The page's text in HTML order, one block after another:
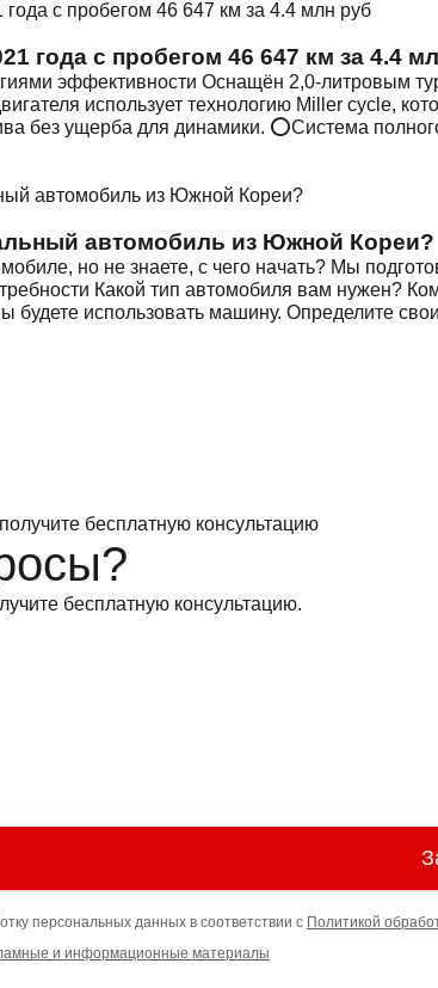
года с пробегом 46 647 км за 4.4
эффективности Оснащён 2,0-литровым
использует технологию Miller cycle,
без ущерба для динамики. ⭕️Система
автомобиль из Южной Кореи?
но не знаете, с чего начать? Мы
Какой тип автомобиля вам нужен?
будете использовать машину. Определите
бесплатную консультацию.
персональных данных в соответствии с Политикой
и информационные материалы